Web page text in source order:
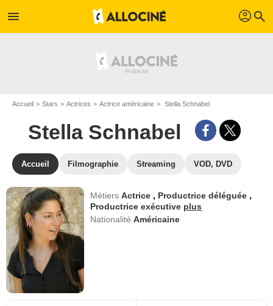
menu profil search
Accueil Stars Actrices Actrice américaine Stella Schnabel
Stella Schnabel
Accueil Filmographie Streaming VOD, DVD
MétiersActrice , Productrice déléguée ,
Productrice exécutive plus
NationalitéAméricaine